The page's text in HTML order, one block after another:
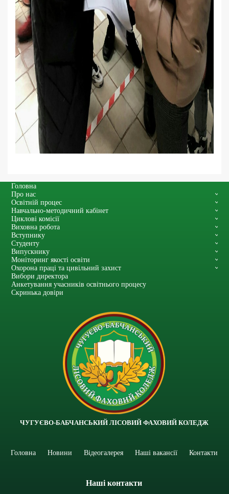
Головна
Про нас
Освітній процес
Навчально-методичний кабінет
Циклові комісії
Виховна робота
Вступнику
Студенту
Випускнику
Моніторинг якості освіти
Охорона праці та цивільний захист
Вибори директора
Анкетування учасників освітнього процесу
Скринька довіри
ЧУГУЄВО-БАБЧАНСЬКИЙ ЛІСОВИЙ ФАХОВИЙ КОЛЕДЖ
Головна Новини Відеогалерея Наші вакансії Контакти
Наші контакти